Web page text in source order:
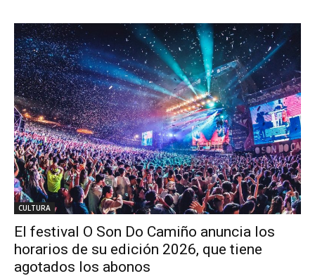
CULTURA
El festival O Son Do Camiño anuncia los
horarios de su edición 2026, que tiene
agotados los abonos